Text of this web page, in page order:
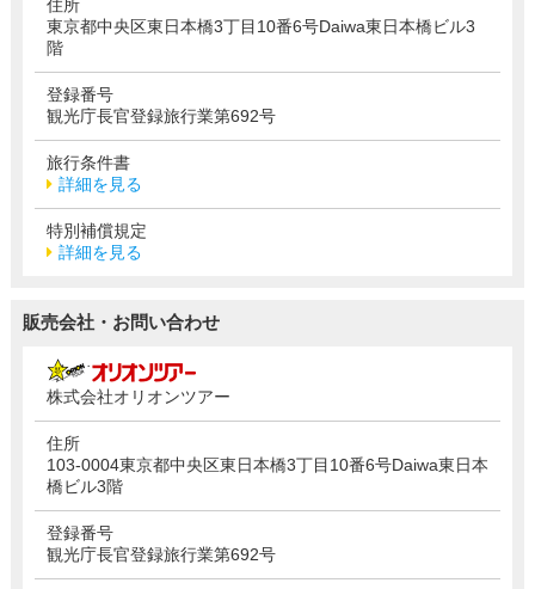
住所
東京都中央区東日本橋3丁目10番6号Daiwa東日本橋ビル3
階
登録番号
観光庁長官登録旅行業第692号
旅行条件書
詳細を見る
特別補償規定
詳細を見る
販売会社・お問い合わせ
株式会社オリオンツアー
住所
103-0004東京都中央区東日本橋3丁目10番6号Daiwa東日本
橋ビル3階
登録番号
観光庁長官登録旅行業第692号